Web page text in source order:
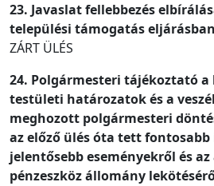
23. Javaslat fellebbezés
települési támogatás eljárásban
ZÁRT ÜLÉS
24. Polgármesteri tájékoztató
testületi határozatok és a
meghozott polgármesteri
az előző ülés óta tett
jelentősebb eseményekről és
pénzeszköz állomány